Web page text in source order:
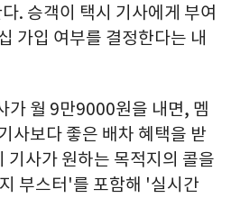
. 승객이 택시 기사에게 부여
가입 여부를 결정한다는 내
가 월 9만9000원을 내면, 멤
사보다 좋은 배차 혜택을 받
기사가 원하는 목적지의 콜을
부스터'를 포함해 '실시간